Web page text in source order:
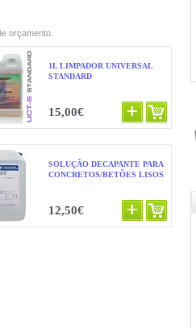
orçamento.
1L LIMPADOR UNIVERSAL
STANDARD
15,00€
SOLUÇÃO DECAPANTE PARA
CONCRETOS/BETÕES LISOS
12,50€